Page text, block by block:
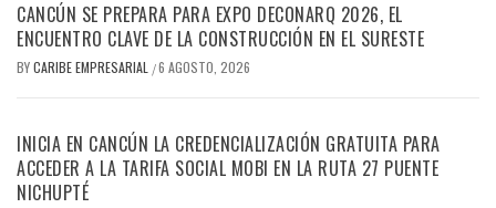
CANCÚN SE PREPARA PARA EXPO DECONARQ 2026, EL
ENCUENTRO CLAVE DE LA CONSTRUCCIÓN EN EL SURESTE
BYCARIBE EMPRESARIAL /6 AGOSTO, 2026
INICIA EN CANCÚN LA CREDENCIALIZACIÓN GRATUITA PARA
ACCEDER A LA TARIFA SOCIAL MOBI EN LA RUTA 27 PUENTE
NICHUPTÉ